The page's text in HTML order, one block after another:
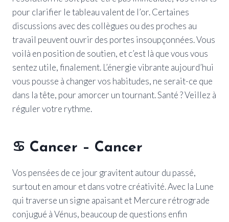
pour clarifier le tableau valent de l’or. Certaines
discussions avec des collègues ou des proches au
travail peuvent ouvrir des portes insoupçonnées. Vous
voilà en position de soutien, et c’est là que vous vous
sentez utile, finalement. L’énergie vibrante aujourd’hui
vous pousse à changer vos habitudes, ne serait-ce que
dans la tête, pour amorcer un tournant. Santé ? Veillez à
réguler votre rythme.
♋ Cancer – Cancer
Vos pensées de ce jour gravitent autour du passé,
surtout en amour et dans votre créativité. Avec la Lune
qui traverse un signe apaisant et Mercure rétrograde
conjugué à Vénus, beaucoup de questions enfin